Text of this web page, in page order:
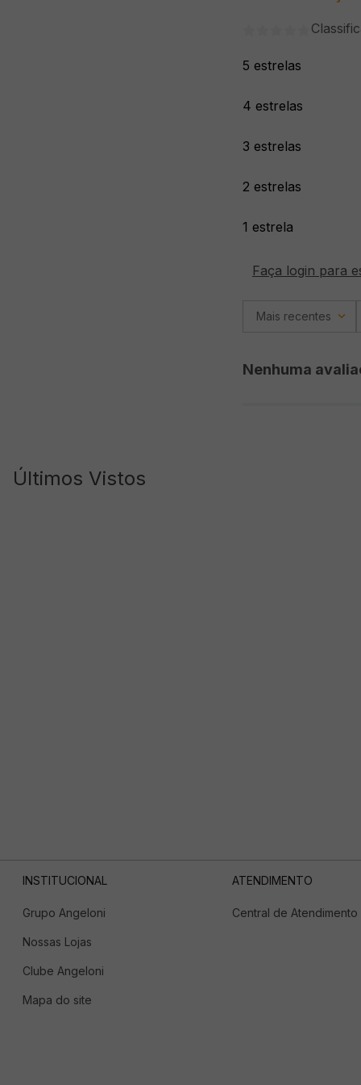
5 estrelas
4 estrelas
3 estrelas
2 estrelas
1 estrela
Faça login para
Mais recentes
Nenhuma
Últimos Vistos
INSTITUCIONAL
Grupo Angeloni
Nossas Lojas
Clube Angeloni
Mapa do site
ATENDIMENTO
Central de Atendimento